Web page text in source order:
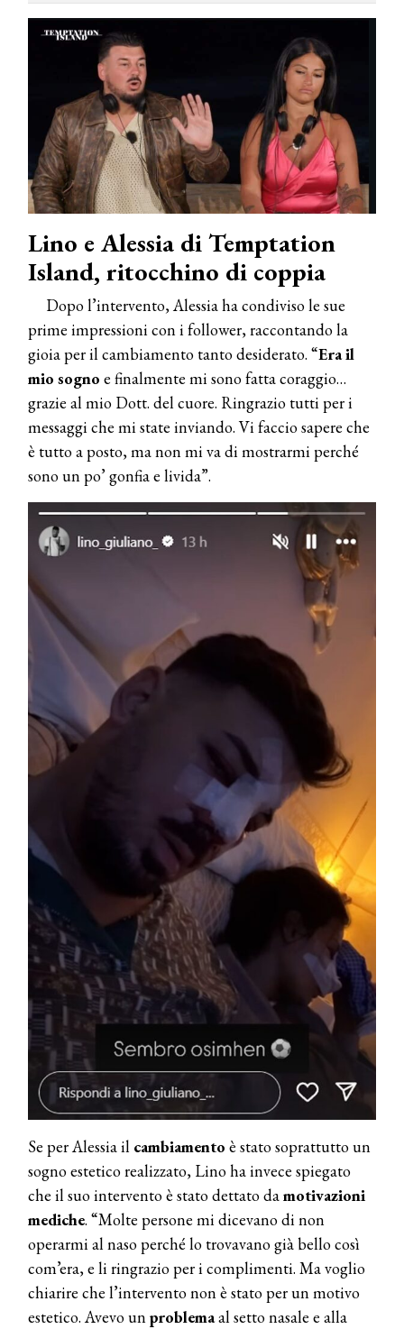
Lino e Alessia di Temptation
Island, ritocchino di coppia
Dopo l’intervento, Alessia ha condiviso le sue
prime impressioni con i follower, raccontando la
gioia per il cambiamento tanto desiderato. “Era il
mio sogno e finalmente mi sono fatta coraggio…
grazie al mio Dott. del cuore. Ringrazio tutti per i
messaggi che mi state inviando. Vi faccio sapere che
è tutto a posto, ma non mi va di mostrarmi perché
sono un po’ gonfia e livida”.
Se per Alessia il cambiamento è stato soprattutto un
sogno estetico realizzato, Lino ha invece spiegato
che il suo intervento è stato dettato damotivazioni
mediche. “Molte persone mi dicevano di non
operarmi al naso perché lo trovavano già bello così
com’era, e li ringrazio per i complimenti. Ma voglio
chiarire che l’intervento non è stato per un motivo
estetico. Avevo unproblemaal setto nasale e alla